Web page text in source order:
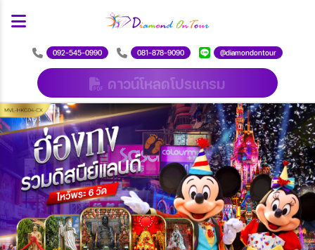
092-545-0990 081-878-9090 @diamondontour
ดาวน์โหลดโปรแกรม